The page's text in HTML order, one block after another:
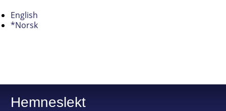
English
*Norsk
Hemneslekt